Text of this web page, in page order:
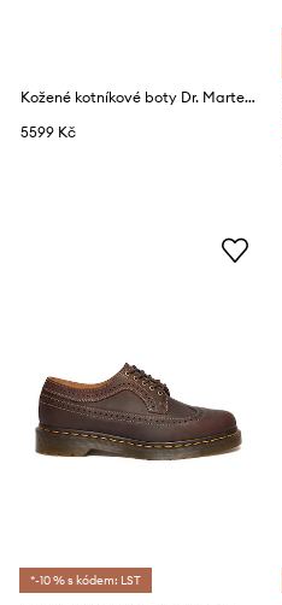
Kožené kotníkové boty Dr. Martens DMXL Zip Chelsea
5599 Kč
*-10 % s kódem: LST